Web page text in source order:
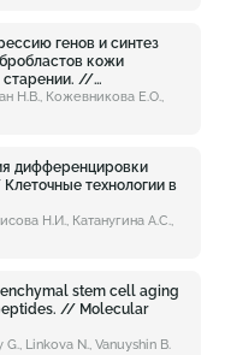
генов и синтез
кожи
старении. //
Н.В., Кожевникова Е.О.,
дифференцировки
технологии в
Н.И., Катанугина А.С.,
stem cell aging
// Molecular
Linkova N., Vanuyshin B.